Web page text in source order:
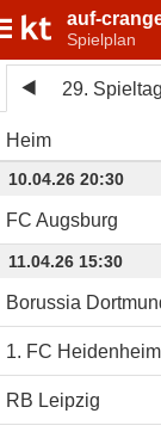
auf-
Spielplan
29. Spieltag
Heim
10.04.26 20:30
FC Augsburg
11.04.26 15:30
Borussia
1. FC
RB Leipzig